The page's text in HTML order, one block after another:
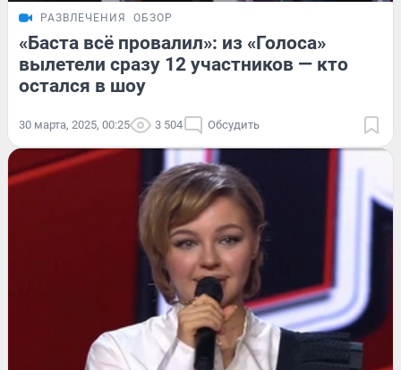
РАЗВЛЕЧЕНИЯ ОБЗОР
«Баста всё провалил»: из «Голоса»
вылетели сразу 12 участников — кто
остался в шоу
30 марта, 2025, 00:25 3 504 Обсудить